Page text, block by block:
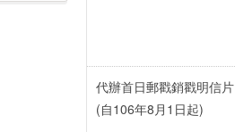
代辦首日郵戳銷戳明信片
(自106年8月1日起)